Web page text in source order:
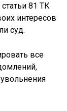
81 ТК
интересов
суд.
все